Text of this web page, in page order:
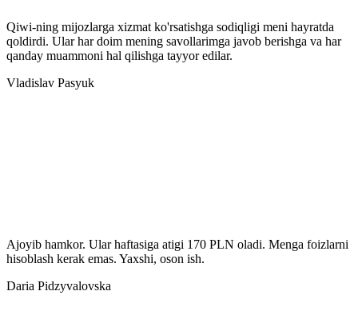
Qiwi-ning mijozlarga xizmat ko'rsatishga sodiqligi meni hayratda
qoldirdi. Ular har doim mening savollarimga javob berishga va har
qanday muammoni hal qilishga tayyor edilar.
Vladislav Pasyuk
Ajoyib hamkor. Ular haftasiga atigi 170 PLN oladi. Menga foizlarni
hisoblash kerak emas. Yaxshi, oson ish.
Daria Pidzyvalovska